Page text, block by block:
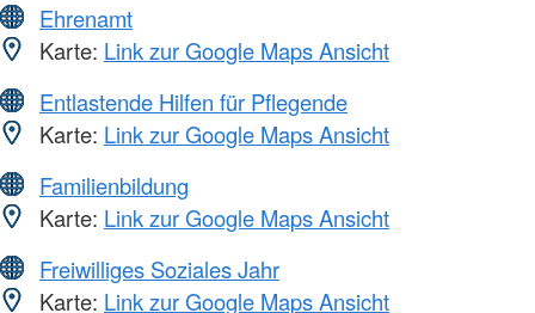
Ehrenamt
Karte: Link zur Google Maps Ansicht
Entlastende Hilfen für Pflegende
Karte: Link zur Google Maps Ansicht
Familienbildung
Karte: Link zur Google Maps Ansicht
Freiwilliges Soziales Jahr
Karte: Link zur Google Maps Ansicht